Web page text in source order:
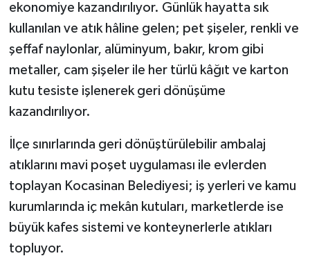
ekonomiye kazandırılıyor. Günlük hayatta sık
kullanılan ve atık hâline gelen; pet şişeler, renkli ve
şeffaf naylonlar, alüminyum, bakır, krom gibi
metaller, cam şişeler ile her türlü kâğıt ve karton
kutu tesiste işlenerek geri dönüşüme
kazandırılıyor.
İlçe sınırlarında geri dönüştürülebilir ambalaj
atıklarını mavi poşet uygulaması ile evlerden
toplayan Kocasinan Belediyesi; iş yerleri ve kamu
kurumlarında iç mekân kutuları, marketlerde ise
büyük kafes sistemi ve konteynerlerle atıkları
topluyor.